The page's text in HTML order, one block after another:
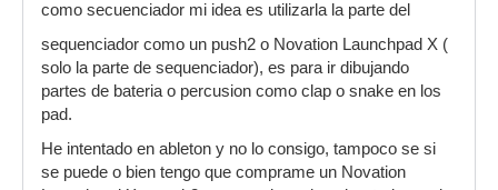
como secuenciador mi idea es utilizarla la parte del
sequenciador como un push2 o Novation Launchpad X (
solo la parte de sequenciador), es para ir dibujando
partes de bateria o percusion como clap o snake en los
pad.
He intentado en ableton y no lo consigo, tampoco se si
se puede o bien tengo que comprame un Novation